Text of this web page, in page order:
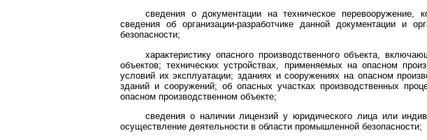
сведения о документации на техническое перевооружение,
сведения об организации-разработчике данной документации и
безопасности;
характеристику опасного производственного объекта,
объектов; технических устройствах, применяемых на опасном
условий их эксплуатации; зданиях и сооружениях на опасном
зданий и сооружений; об опасных участках производственных
опасном производственном объекте;
сведения о наличии лицензий у юридического лица или
осуществление деятельности в области промышленной безопасности;